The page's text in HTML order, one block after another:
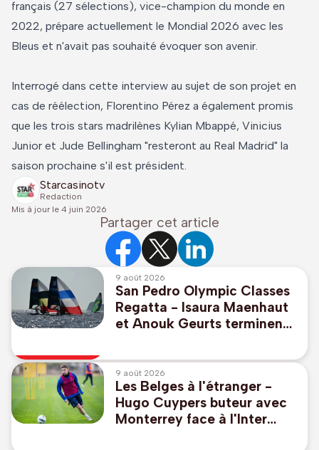
français (27 sélections), vice-champion du monde en
2022, prépare actuellement le Mondial 2026 avec les
Bleus et n'avait pas souhaité évoquer son avenir.
Interrogé dans cette interview au sujet de son projet en
cas de réélection, Florentino Pérez a également promis
que les trois stars madrilènes Kylian Mbappé, Vinicius
Junior et Jude Bellingham "resteront au Real Madrid" la
saison prochaine s'il est président.
Starcasinotv
Redaction
Mis à jour le 4 juin 2026
Partager cet article
9 août 2026
San Pedro Olympic Classes
Regatta - Isaura Maenhaut
et Anouk Geurts terminent
des JO de 2028
9 août 2026
Les Belges à l'étranger -
Hugo Cuypers buteur avec
Monterrey face à l'Inter